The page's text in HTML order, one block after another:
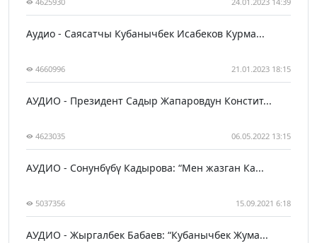
Аудио - Саясатчы Кубанычбек Исабеков Курма...
4660996 21.01.2023 18:15
АУДИО - Президент Садыр Жапаровдун Констит...
4623035 06.05.2022 13:15
АУДИО - Сонунбүбү Кадырова: “Мен жазган Ка...
5037356 15.09.2021 6:18
АУДИО - Жыргалбек Бабаев: “Кубанычбек Жума...